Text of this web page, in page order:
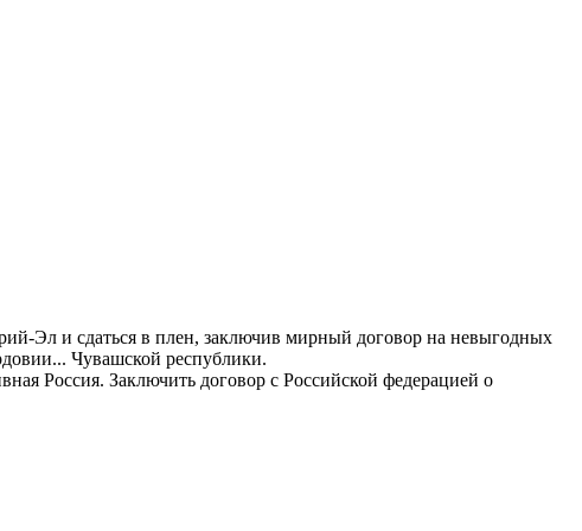
Эл и сдаться в плен, заключив мирный договор на невыгодных
Чувашской республики.
Россия. Заключить договор с Российской федерацией о